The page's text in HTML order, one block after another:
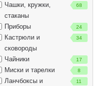
Чашки, кружки,
стаканы
68
Приборы 24
Кастрюли и
сковороды
34
Чайники 17
Миски и тарелки 8
Ланчбоксы и
11